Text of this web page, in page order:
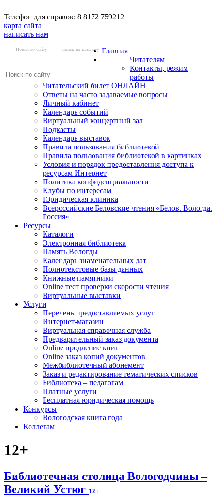
Телефон для справок: 8 8172 759212
карта сайта
написать нам
Поиск по сайту Поиск по каталогу Главная
Читателям
Контакты, режим
работы
Читательский билет ОНЛАЙН
Ответы на часто задаваемые вопросы
Личный кабинет
Календарь событий
Виртуальный концертный зал
Подкасты
Календарь выставок
Правила пользования библиотекой
Правила пользования библиотекой в картинках
Условия и порядок предоставления доступа к
ресурсам Интернет
Политика конфиденциальности
Клубы по интересам
Юридическая клиника
Всероссийские Беловские чтения «Белов. Вологда.
Россия»
Ресурсы
Каталоги
Электронная библиотека
Память Вологды
Календарь знаменательных дат
Полнотекстовые базы данных
Книжные памятники
Online тест проверки скорости чтения
Виртуальные выставки
Услуги
Перечень предоставляемых услуг
Интернет-магазин
Виртуальная справочная служба
Предварительный заказ документа
Online продление книг
Online заказ копий документов
Межбиблиотечный абонемент
Заказ и редактирование тематических списков
Библиотека – педагогам
Платные услуги
Бесплатная юридическая помощь
Конкурсы
Вологодская книга года
Коллегам
12+
Библиотечная столица Вологодчины –
Великий Устюг 12+